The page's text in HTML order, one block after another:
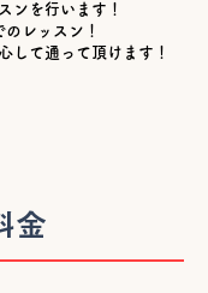
ンを行います！
のレッスン！
して通って頂けます！
金